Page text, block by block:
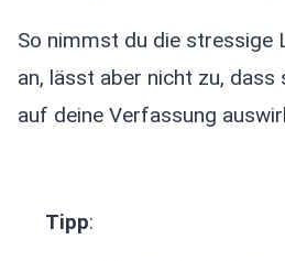
So nimmst du die stressige
an, lässt aber nicht zu, dass
auf deine Verfassung
Tipp: